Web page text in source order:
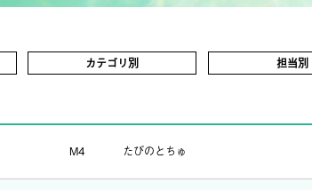
カテゴリ別 担当別
M4 たびのとちゅ